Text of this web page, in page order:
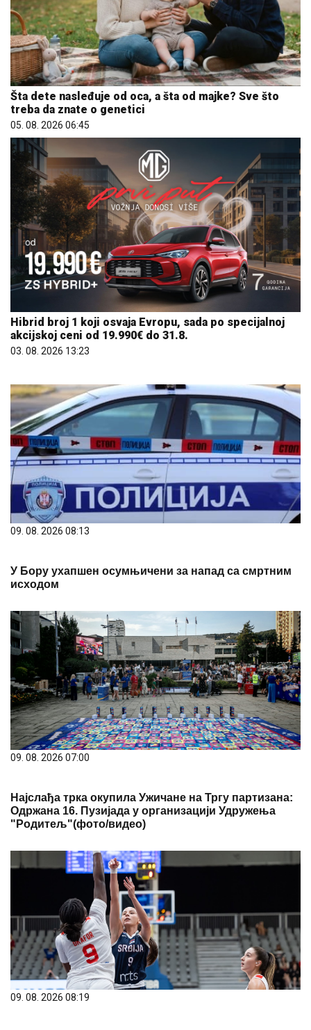
Šta dete nasleđuje od oca, a šta od majke? Sve što
treba da znate o genetici
05. 08. 2026 06:45
Hibrid broj 1 koji osvaja Evropu, sada po specijalnoj
akcijskoj ceni od 19.990€ do 31.8.
03. 08. 2026 13:23
09. 08. 2026 08:13
У Бору ухапшен осумњичени за напад са смртним
исходом
09. 08. 2026 07:00
Најслађа трка окупила Ужичане на Тргу партизана:
Одржана 16. Пузијада у организацији Удружења
"Родитељ"(фото/видео)
09. 08. 2026 08:19